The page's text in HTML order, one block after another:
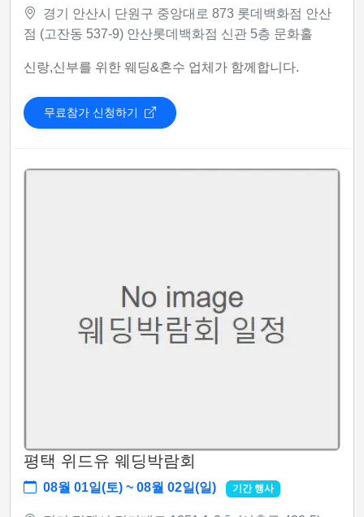
경기 안산시 단원구 중앙대로 873 롯데백화점 안산
점 (고잔동 537-9) 안산롯데백화점 신관 5층 문화홀
신랑,신부를 위한 웨딩&혼수 업체가 함께합니다.
무료참가 신청하기
평택 위드유 웨딩박람회
08월 01일(토) ~ 08월 02일(일) 기간 행사